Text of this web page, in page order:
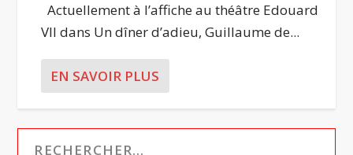
Actuellement à l’affiche au théâtre Edouard
VII dans Un dîner d’adieu, Guillaume de...
EN SAVOIR PLUS